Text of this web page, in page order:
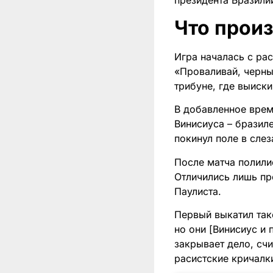
Что
Игра началась с
«Проваливай,
трибуне, где
В добавленное
Винисиуса –
покинул поле в
После матча
Отличились лишь
Паулиста.
Первый выкатил
но они [Винисиус и
закрывает дело,
расистские